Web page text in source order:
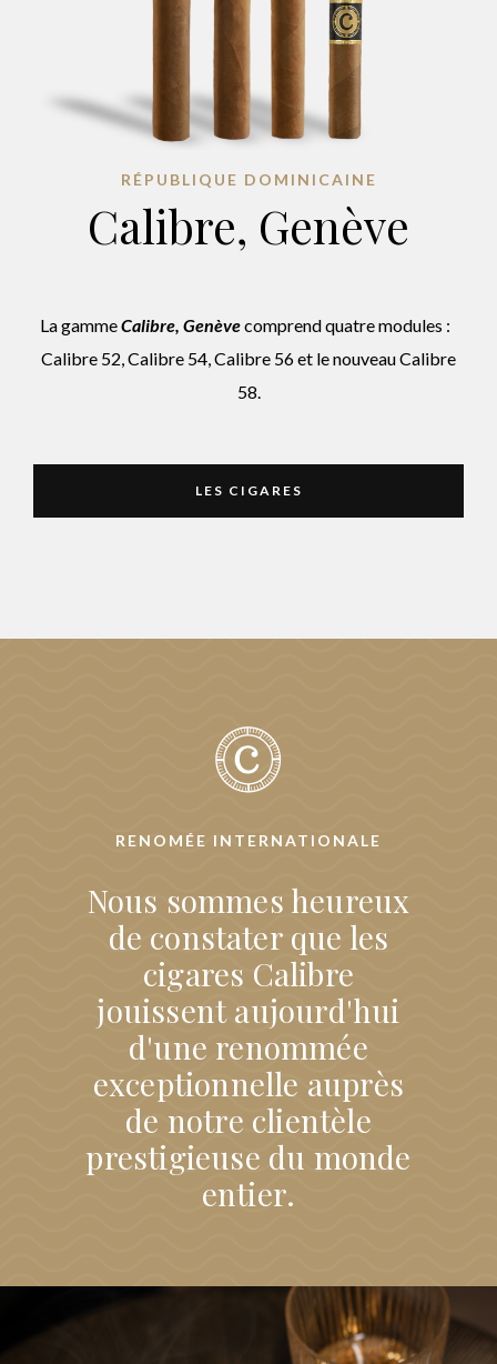
RÉPUBLIQUE DOMINICAINE
Calibre, Genève
La gammeCalibre, Genèvecomprend quatre modules :
Calibre 52, Calibre 54, Calibre 56 et le nouveau Calibre
58.
LES CIGARES
RENOMÉE INTERNATIONALE
Nous sommes heureux
de constater que les
cigares Calibre
jouissent aujourd'hui
d'une renommée
exceptionnelle auprès
de notre clientèle
prestigieuse du monde
entier.